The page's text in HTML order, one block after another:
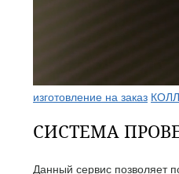
изготовление на заказ
СИСТЕМА
Данный сервис позволяет